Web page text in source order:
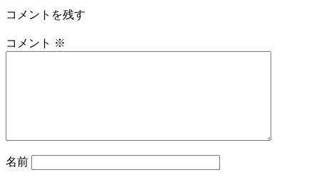
コメントを残す
コメント ※
名前